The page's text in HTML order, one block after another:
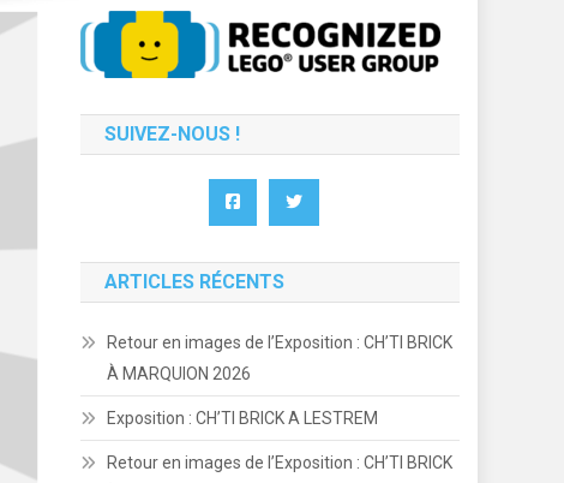
SUIVEZ-NOUS !
ARTICLES RÉCENTS
Retour en images de l’Exposition : CH’TI BRICK
À MARQUION 2026
Exposition : CH’TI BRICK A LESTREM
Retour en images de l’Exposition : CH’TI BRICK